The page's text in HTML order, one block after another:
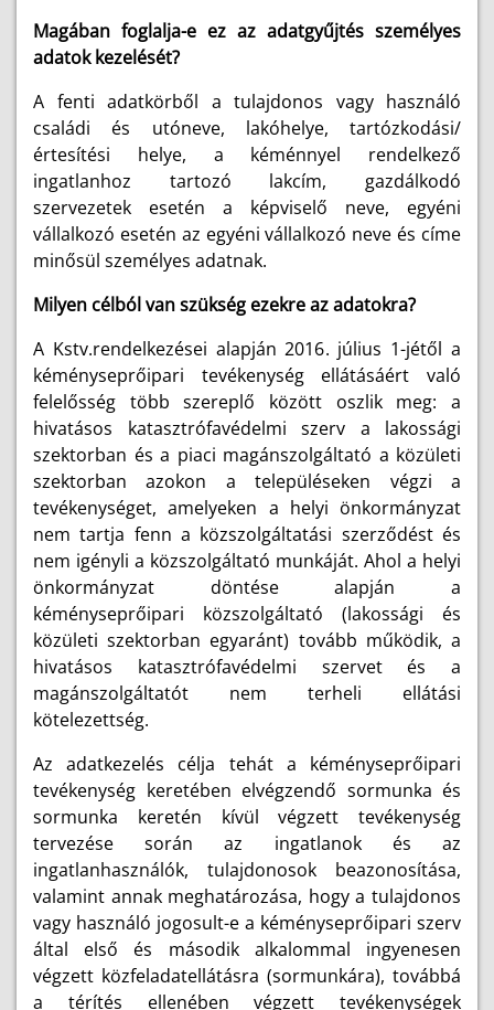
Magában foglalja-e ez az adatgyűjtés személyes
adatok kezelését?
A fenti adatkörből a tulajdonos vagy használó
családi és utóneve, lakóhelye, tartózkodási/
értesítési helye, a kéménnyel rendelkező
ingatlanhoz tartozó lakcím, gazdálkodó
szervezetek esetén a képviselő neve, egyéni
vállalkozó esetén az egyéni vállalkozó neve és címe
minősül személyes adatnak.
Milyen célból van szükség ezekre az adatokra?
A Kstv.rendelkezései alapján 2016. július 1-jétől a
kéményseprőipari tevékenység ellátásáért való
felelősség több szereplő között oszlik meg: a
hivatásos katasztrófavédelmi szerv a lakossági
szektorban és a piaci magánszolgáltató a közületi
szektorban azokon a településeken végzi a
tevékenységet, amelyeken a helyi önkormányzat
nem tartja fenn a közszolgáltatási szerződést és
nem igényli a közszolgáltató munkáját. Ahol a helyi
önkormányzat döntése alapján a
kéményseprőipari közszolgáltató (lakossági és
közületi szektorban egyaránt) tovább működik, a
hivatásos katasztrófavédelmi szervet és a
magánszolgáltatót nem terheli ellátási
kötelezettség.
Az adatkezelés célja tehát a kéményseprőipari
tevékenység keretében elvégzendő sormunka és
sormunka keretén kívül végzett tevékenység
tervezése során az ingatlanok és az
ingatlanhasználók, tulajdonosok beazonosítása,
valamint annak meghatározása, hogy a tulajdonos
vagy használó jogosult-e a kéményseprőipari szerv
által első és második alkalommal ingyenesen
végzett közfeladatellátásra (sormunkára), továbbá
a térítés ellenében végzett tevékenységek